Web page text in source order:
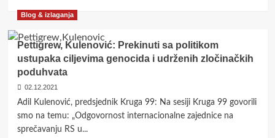
about
nasilje
ideologije:
Balkan
od
19-
stoljeća
do
Blog & izlaganja
Pettigrew, Kulenović: Prekinuti sa politikom
ustupaka ciljevima genocida i udrženih zločinačkih
poduhvata
02.12.2021
Adil Kulenović, predsjednik Kruga 99: Na sesiji Kruga 99 govorili
smo na temu: „Odgovornost internacionalne zajednice na
sprečavanju RS u...